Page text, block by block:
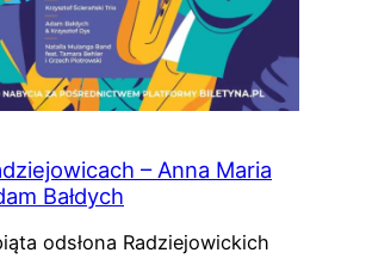
– Anna Maria
Bałdych
odsłona Radziejowickich